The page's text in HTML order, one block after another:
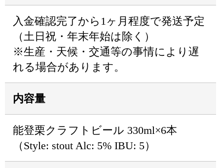
入金確認完了から1ヶ月程度で発送予定
（土日祝・年末年始は除く）
※生産・天候・交通等の事情により遅
れる場合があります。
内容量
能登栗クラフトビール 330ml×6本
（Style: stout Alc: 5% IBU: 5）